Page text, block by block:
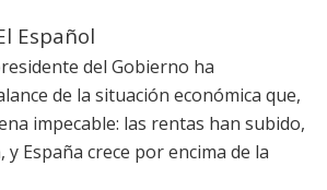
Español
del Gobierno ha
de la situación económica que,
impecable: las rentas han subido,
España crece por encima de la